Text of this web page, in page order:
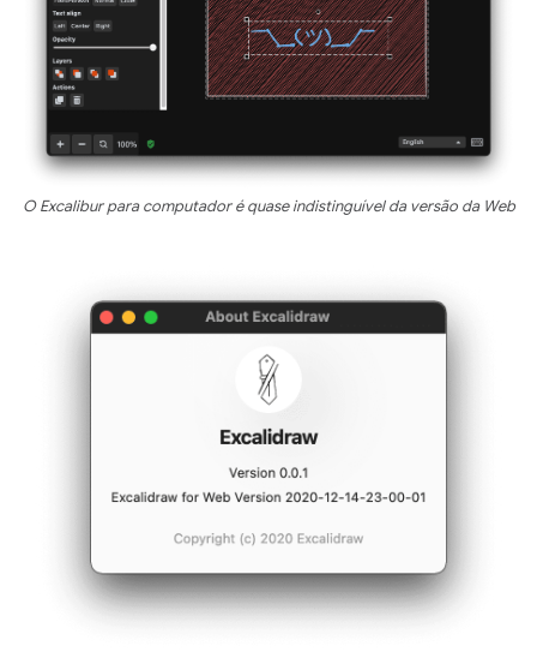
O Excalibur para computador é quase indistinguível da versão da Web